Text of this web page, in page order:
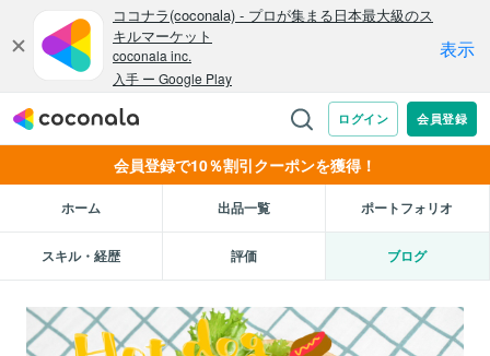
会員登録で10％割引クーポンを獲得！
ホーム 出品一覧 ポートフォリオ
スキル・経歴 評価 ブログ